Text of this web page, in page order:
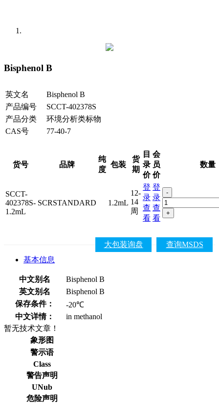
Bisphenol B
英文名
Bisphenol B
产品编号
SCCT-402378S
产品分类
环境分析类标物
CAS号
77-40-7
货号 品牌
纯
度
包装
货
期
目
录
价
会
员
价
数量
SCCT-
402378S-
1.2mL
SCRSTANDARD 1.2mL
12-
14
周
登
录
查
看
登
录
查
看
-
+
查询MSDS
大包装询盘
基本信息
中文别名
Bisphenol B
英文别名
Bisphenol B
保存条件：
-20℃
中文详情：
in methanol
暂无技术文章！
象形图
警示语
Class
警告声明
UNub
危险声明